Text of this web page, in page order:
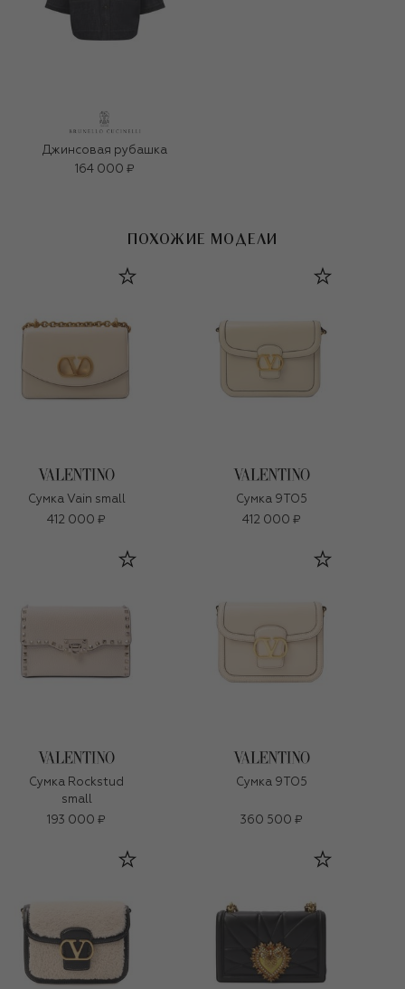
Джинсовая рубашка
164 000 ₽
ПОХОЖИЕ МОДЕЛИ
Сумка Vain small
412 000 ₽
Сумка 9TO5
412 000 ₽
Сумка Rockstud
small
193 000 ₽
Сумка 9TO5
360 500 ₽